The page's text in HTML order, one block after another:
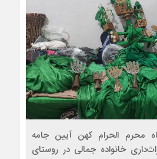
محرم الحرام کهن آیین جامه
خانواده جمالی در روستای